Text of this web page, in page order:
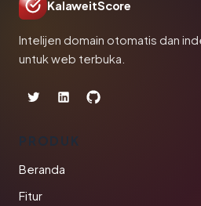
KalaweitScore
Intelijen domain otomatis dan
untuk web terbuka.
PRODUK
Beranda
Fitur